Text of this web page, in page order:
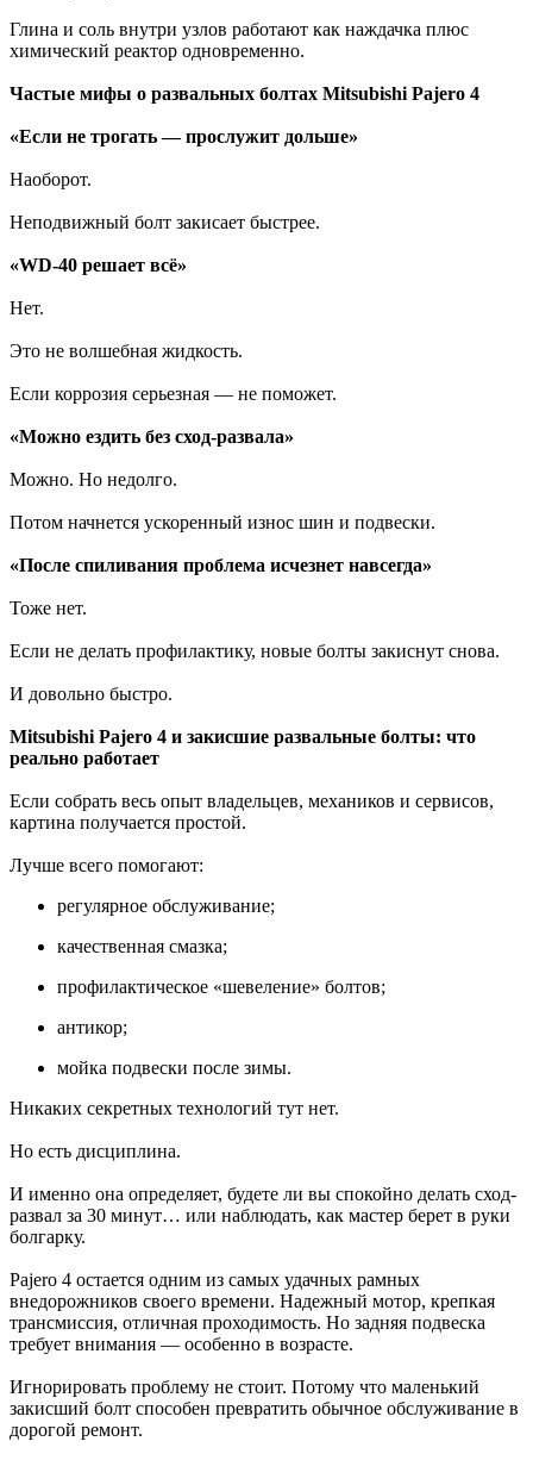
Глина и соль внутри узлов работают как наждачка плюс
химический реактор одновременно.
Частые мифы о развальных болтах Mitsubishi Pajero 4
«Если не трогать — прослужит дольше»
Наоборот.
Неподвижный болт закисает быстрее.
«WD-40 решает всё»
Нет.
Это не волшебная жидкость.
Если коррозия серьезная — не поможет.
«Можно ездить без сход-развала»
Можно. Но недолго.
Потом начнется ускоренный износ шин и подвески.
«После спиливания проблема исчезнет навсегда»
Тоже нет.
Если не делать профилактику, новые болты закиснут снова.
И довольно быстро.
Mitsubishi Pajero 4 и закисшие развальные болты: что
реально работает
Если собрать весь опыт владельцев, механиков и сервисов,
картина получается простой.
Лучше всего помогают:
регулярное обслуживание;
качественная смазка;
профилактическое «шевеление» болтов;
антикор;
мойка подвески после зимы.
Никаких секретных технологий тут нет.
Но есть дисциплина.
И именно она определяет, будете ли вы спокойно делать сход-
развал за 30 минут… или наблюдать, как мастер берет в руки
болгарку.
Pajero 4 остается одним из самых удачных рамных
внедорожников своего времени. Надежный мотор, крепкая
трансмиссия, отличная проходимость. Но задняя подвеска
требует внимания — особенно в возрасте.
Игнорировать проблему не стоит. Потому что маленький
закисший болт способен превратить обычное обслуживание в
дорогой ремонт.